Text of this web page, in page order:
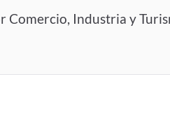
Comercio, Industria y